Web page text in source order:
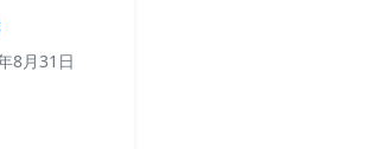
8月31日